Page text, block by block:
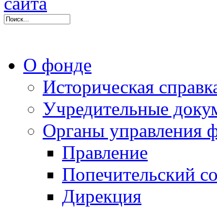
О фонде
Историческая
Учредительные
Органы управления
Правление
Попечительский
Дирекция